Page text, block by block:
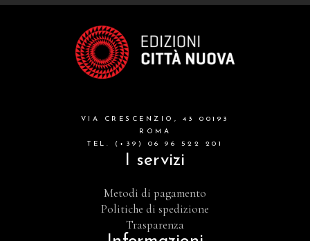
VIA CRESCENZIO, 43 00193
ROMA
TEL. (+39) 06 96 522 201
I servizi
Metodi di pagamento
Politiche di spedizione
Trasparenza